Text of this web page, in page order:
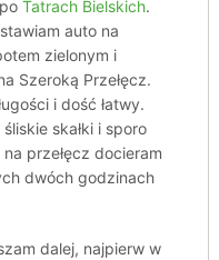
Tatrach Bielskich.
auto na
zielonym i
Szeroką Przełęcz.
i dość łatwy.
skałki i sporo
przełęcz docieram
dwóch godzinach
dalej, najpierw w